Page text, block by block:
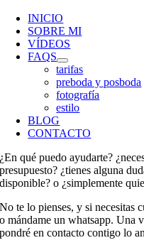
INICIO
SOBRE MI
VÍDEOS
FAQS
tarifas
preboda y posboda
fotografía
estilo
BLOG
CONTACTO
¿En qué puedo ayudarte?
presupuesto? ¿tienes alguna
disponible? o ¿simplemente
No te lo pienses, y si necesitas
o mándame un whatsapp. Una
pondré en contacto contigo lo